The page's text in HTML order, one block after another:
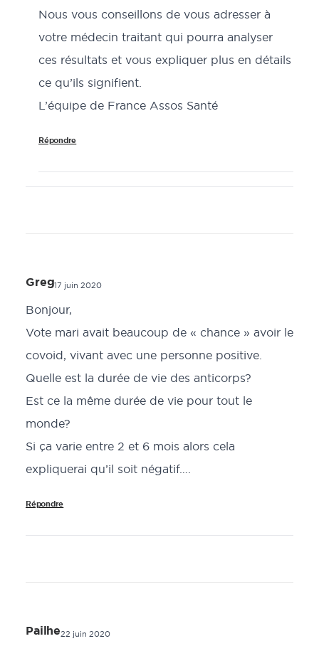
Nous vous conseillons de vous adresser à
votre médecin traitant qui pourra analyser
ces résultats et vous expliquer plus en détails
ce qu’ils signifient.
L’équipe de France Assos Santé
Répondre
Greg17 juin 2020
Bonjour,
Vote mari avait beaucoup de « chance » avoir le
covoid, vivant avec une personne positive.
Quelle est la durée de vie des anticorps?
Est ce la même durée de vie pour tout le
monde?
Si ça varie entre 2 et 6 mois alors cela
expliquerai qu’il soit négatif….
Répondre
Pailhe22 juin 2020